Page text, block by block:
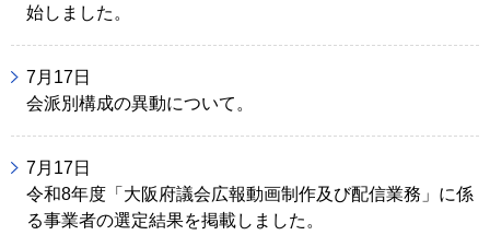
始しました。
7月17日
会派別構成の異動について。
7月17日
令和8年度「大阪府議会広報動画制作及び配信業務」に係
る事業者の選定結果を掲載しました。